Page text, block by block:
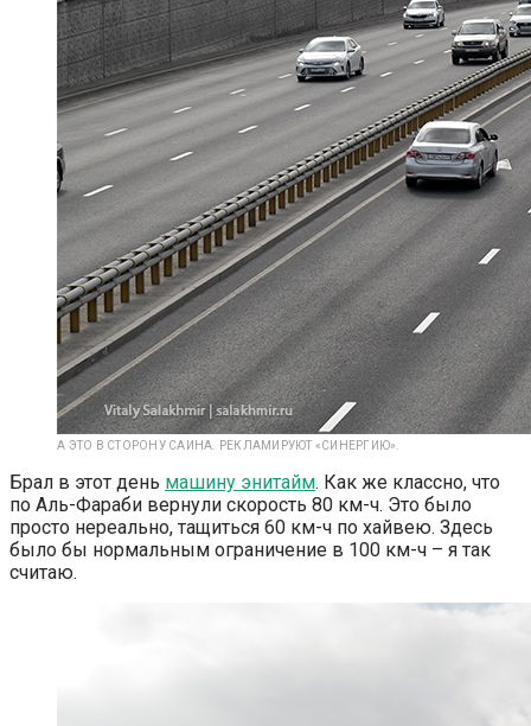
А ЭТО В СТОРОНУ САИНА. РЕКЛАМИРУЮТ «СИНЕРГИЮ».
Брал в этот день машину энитайм. Как же классно, что
по Аль-Фараби вернули скорость 80 км-ч. Это было
просто нереально, тащиться 60 км-ч по хайвею. Здесь
было бы нормальным ограничение в 100 км-ч – я так
считаю.